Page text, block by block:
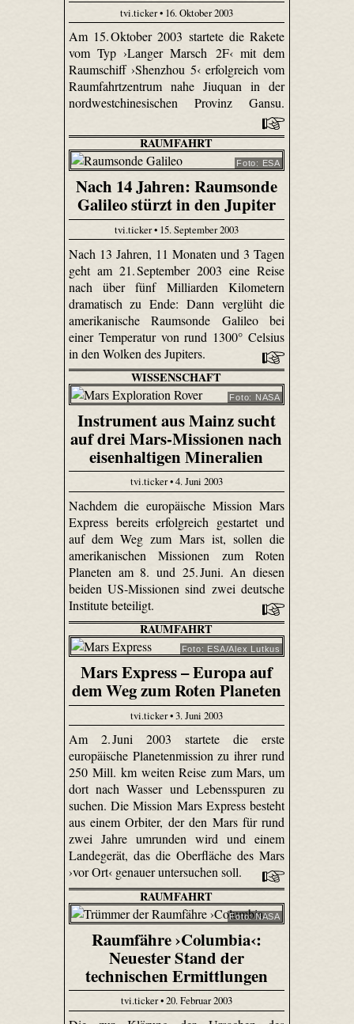
tvi.ticker • 16. Oktober 2003
Am 15. Oktober 2003 startete die Rakete
vom Typ ›Langer Marsch 2F‹ mit dem
Raumschiff ›Shenzhou 5‹ erfolgreich vom
Raumfahrtzentrum nahe Jiuquan in der
nordwestchinesischen Provinz Gansu.
RAUMFAHRT
Foto: ESA
Nach 14 Jahren: Raumsonde
Galileo stürzt in den Jupiter
tvi.ticker • 15. September 2003
Nach 13 Jahren, 11 Monaten und 3 Tagen
geht am 21. September 2003 eine Reise
nach über fünf Milliarden Kilometern
dramatisch zu Ende: Dann verglüht die
amerikanische Raumsonde Galileo bei
einer Temperatur von rund 1300° Celsius
in den Wolken des Jupiters.
WISSENSCHAFT
Foto: NASA
Instrument aus Mainz sucht
auf drei Mars-Missionen nach
eisenhaltigen Mineralien
tvi.ticker • 4. Juni 2003
Nachdem die europäische Mission Mars
Express bereits erfolgreich gestartet und
auf dem Weg zum Mars ist, sollen die
amerikanischen Missionen zum Roten
Planeten am 8. und 25. Juni. An diesen
beiden US-Missionen sind zwei deutsche
Institute beteiligt.
RAUMFAHRT
Foto: ESA/Alex Lutkus
Mars Express – Europa auf
dem Weg zum Roten Planeten
tvi.ticker • 3. Juni 2003
Am 2. Juni 2003 startete die erste
europäische Planetenmission zu ihrer rund
250 Mill. km weiten Reise zum Mars, um
dort nach Wasser und Lebensspuren zu
suchen. Die Mission Mars Express besteht
aus einem Orbiter, der den Mars für rund
zwei Jahre umrunden wird und einem
Landegerät, das die Oberfläche des Mars
›vor Ort‹ genauer untersuchen soll.
RAUMFAHRT
Foto: NASA
Raumfähre ›Columbia‹:
Neuester Stand der
technischen Ermittlungen
tvi.ticker • 20. Februar 2003